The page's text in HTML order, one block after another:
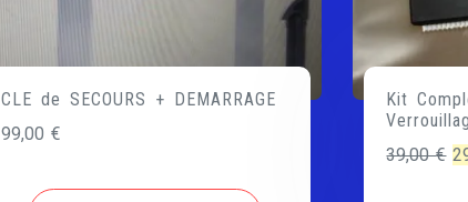
CLE de SECOURS + DEMARRAGE
99,00€
Kit
39,00€